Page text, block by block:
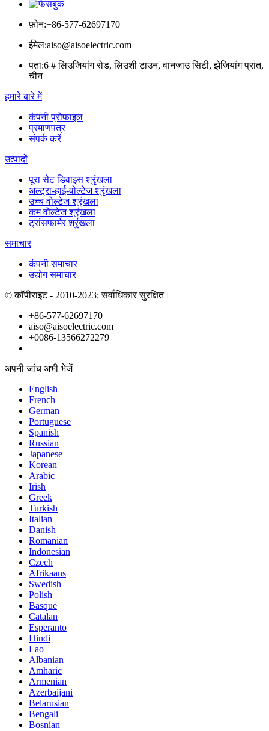
फ़ोन:+86-577-62697170
ईमेल:aiso@aisoelectric.com
पता:6 # लिउजियांग रोड, लिउशी टाउन, वानजाउ सिटी, झेजियांग प्रांत,
चीन
हमारे बारे में
कंपनी प्रोफाइल
प्रमाणपत्र
संपर्क करें
उत्पादों
पूरा सेट डिवाइस श्रृंखला
अल्ट्रा-हाई-वोल्टेज श्रृंखला
उच्च वोल्टेज श्रृंखला
कम वोल्टेज श्रृंखला
ट्रांसफार्मर श्रृंखला
समाचार
कंपनी समाचार
उद्योग समाचार
© कॉपीराइट - 2010-2023: सर्वाधिकार सुरक्षित।
+86-577-62697170
aiso@aisoelectric.com
+0086-13566272279
अपनी जांच अभी भेजें
English
French
German
Portuguese
Spanish
Russian
Japanese
Korean
Arabic
Irish
Greek
Turkish
Italian
Danish
Romanian
Indonesian
Czech
Afrikaans
Swedish
Polish
Basque
Catalan
Esperanto
Hindi
Lao
Albanian
Amharic
Armenian
Azerbaijani
Belarusian
Bengali
Bosnian